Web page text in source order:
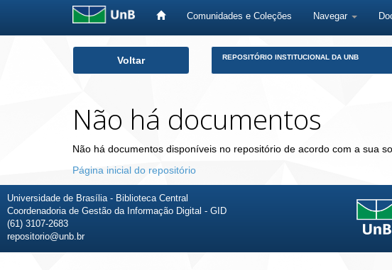
Comunidades e Coleções Navegar
Voltar REPOSITÓRIO INSTITUCIONAL DA UNB
Não há documentos
Não há documentos disponíveis no repositório de acordo com a sua
Página inicial do repositório
Universidade de Brasília - Biblioteca Central
Coordenadoria de Gestão da Informação Digital - GID
(61) 3107-2683
repositorio@unb.br